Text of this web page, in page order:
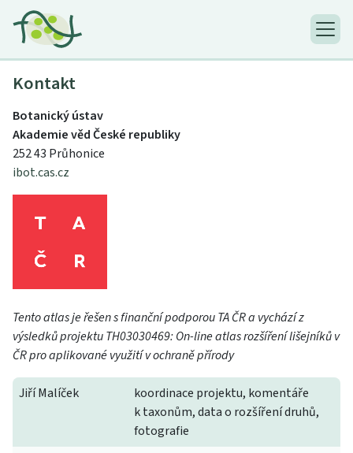
Kontakt
Botanický ústav
Akademie věd České republiky
252 43 Průhonice
ibot.cas.cz
Tento atlas je řešen s finanční podporou TA ČR a vychází z
výsledků projektu TH03030469: On-line atlas rozšíření lišejníků v
ČR pro aplikované využití v ochraně přírody
Jiří Malíček
koordinace projektu, komentáře
k taxonům, data o rozšíření druhů,
fotografie